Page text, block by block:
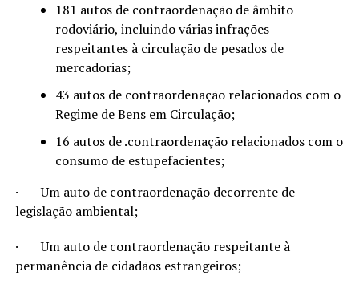
181 autos de contraordenação de âmbito
rodoviário, incluindo várias infrações
respeitantes à circulação de pesados de
mercadorias;
43 autos de contraordenação relacionados com o
Regime de Bens em Circulação;
16 autos de .contraordenação relacionados com o
consumo de estupefacientes;
·Um auto de contraordenação decorrente de
legislação ambiental;
·Um auto de contraordenação respeitante à
permanência de cidadãos estrangeiros;